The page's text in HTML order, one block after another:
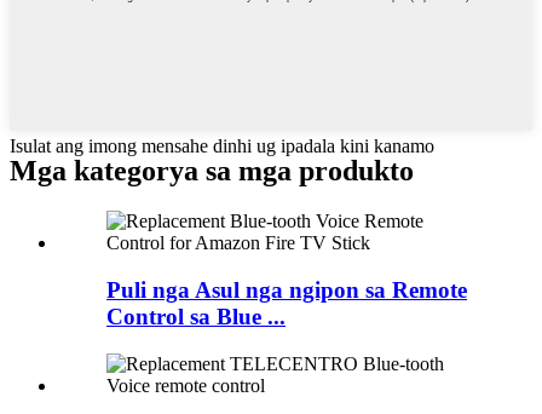
Isulat ang imong mensahe dinhi ug ipadala kini kanamo
Mga kategorya sa mga produkto
Puli nga Asul nga ngipon sa Remote
Control sa Blue ...